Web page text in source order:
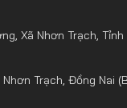
Xã Nhơn Trạch,
Trạch, Đồng Nai